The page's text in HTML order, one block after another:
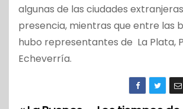
algunas de las ciudades
presencia, mientras que entre las
hubo representantes de La Plata,
Echeverría.